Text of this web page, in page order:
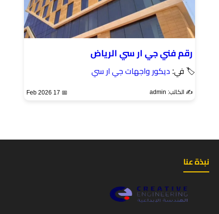
رقم فني جي ار سي الرياض
🏷 في: ديكور واجهات جي ار سي
✍️ الكاتب: admin 📅 17 Feb 2026
نبذة عنا